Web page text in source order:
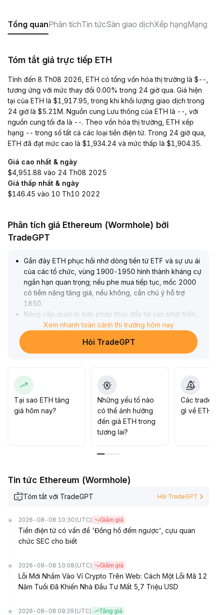
Tổng quanPhân tíchTin tứcSàn giao dịchXếp hạngMạng
Tóm tắt giá trực tiếp ETH
Tính đến 8 Th08 2026, ETH có tổng vốn hóa thị trường là $--,
tương ứng với mức thay đổi 0.00% trong 24 giờ qua. Giá hiện
tại của ETH là $1,917.95, trong khi khối lượng giao dịch trong
24 giờ là $5.21M. Nguồn cung Lưu thông của ETH là --, với
nguồn cung tối đa là --. Theo vốn hóa thị trường, ETH xếp
hạng -- trong số tất cả các loại tiền điện tử. Trong 24 giờ qua,
ETH đã đạt mức cao là $1,934.24 và mức thấp là $1,904.35.
Giá cao nhất & ngày
$4,951.88 vào 24 Th08 2025
Giá thấp nhất & ngày
$146.45 vào 10 Th10 2022
Phân tích giá Ethereum (Wormhole) bởi
TradeGPT
Gần đây ETH phục hồi nhờ dòng tiền từ ETF và sự ưu ái
của các tổ chức, vùng 1900-1950 hình thành kháng cự
ngắn hạn quan trọng; nếu phe mua tiếp tục, mốc 2000
có tiềm năng tăng giá, nếu không, cần chú ý hỗ trợ
1850.
Nâng cấp quản lý hợp pháp thúc đẩy tài sản phát triển,
kết hợp tiến trình số hóa tài chính, tiếp tục củng cố giá trị
nền tảng lâu dài của ETH
Khuyến nghị theo dõi biến động thanh khoản ngắn hạn,
Xem nhanh toàn cảnh thị trường hôm nay
Hỏi TradeGPT
Tại sao ETH tăng
giá hôm nay?
Những yếu tố nào
có thể ảnh hưởng
đến giá ETH trong
tương lai?
Các trader
gì về ETH?
Tin tức Ethereum (Wormhole)
Tóm tắt với TradeGPT Hỏi TradeGPT
2026-08-08 10:30 (UTC) Giảm giá
Tiền điện tử có vấn đề 'Đồng hồ đếm ngược', cựu quan
chức SEC cho biết
2026-08-08 10:08 (UTC) Giảm giá
Lỗi Mới Nhắm Vào Ví Crypto Trên Web: Cách Một Lỗi Mã 12
Năm Tuổi Đã Khiến Nhà Đầu Tư Mất 5,7 Triệu USD
2026-08-08 09:29 (UTC) Tăng giá